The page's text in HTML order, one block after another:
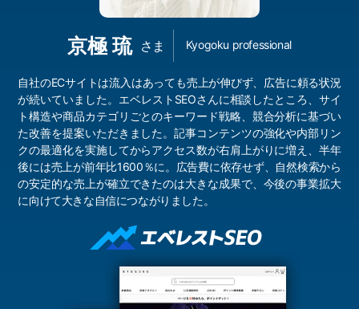
京極 琉 さま Kyogoku professional
自社のECサイトは流入はあっても売上が伸びず、広告に頼る状況
が続いていました。エベレストSEOさんに相談したところ、サイ
ト構造や商品カテゴリごとのキーワード戦略、競合分析に基づい
た改善を提案いただきました。記事コンテンツの強化や内部リン
クの最適化を実施してからアクセス数が右肩上がりに増え、半年
後には売上が前年比1600％に。広告費に依存せず、自然検索から
の安定的な売上が確立できたのは大きな成果で、今後の事業拡大
に向けて大きな自信につながりました。